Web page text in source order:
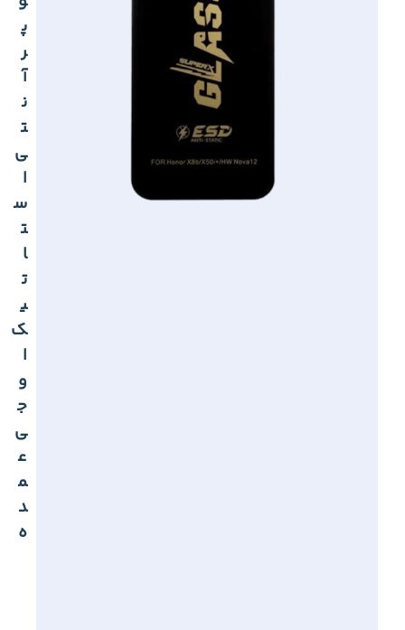
پ
ر
آ
ن
ت
ی
ا
س
ت
ا
ت
ی
ک
ا
و
ج
ی
ع
م
د
ه